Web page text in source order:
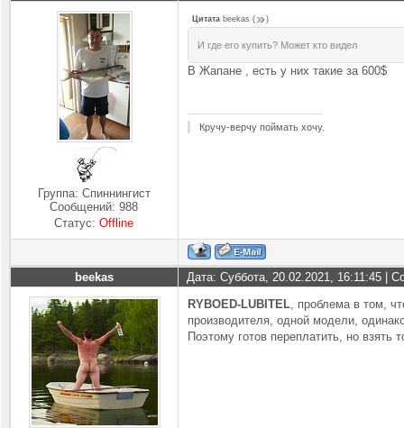
Группа: Спиннингист
Сообщений:988
Статус:Offline
Цитата beekas ( )
И где его купить? Может кто видел
В Жапане , есть у них такие за 600$
Кручу-верчу поймать хочу.
beekas Дата: Суббота, 20.02.2021, 16:11:45 |
RYBOED-LUBITEL, проблема в том,
производителя, одной модели,
Поэтому готов переплатить, но взять